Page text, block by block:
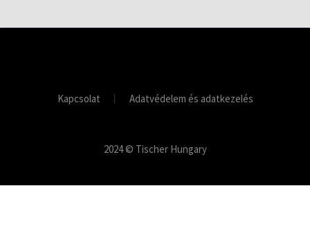
Kapcsolat Adatvédelem és adatkezelés
2024 © Tischer Hungary